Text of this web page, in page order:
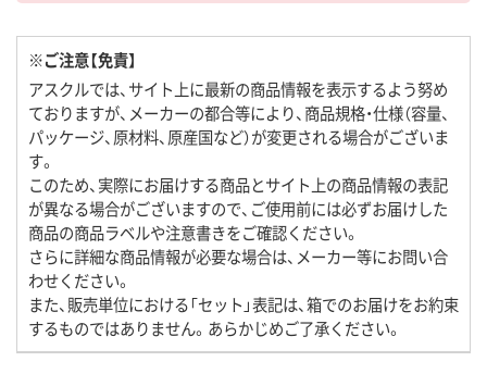
※ご注意【免責】
アスクルでは、サイト上に最新の商品情報を表示するよう努め
ておりますが、メーカーの都合等により、商品規格・仕様（容量、
パッケージ、原材料、原産国など）が変更される場合がございま
す。
このため、実際にお届けする商品とサイト上の商品情報の表記
が異なる場合がございますので、ご使用前には必ずお届けした
商品の商品ラベルや注意書きをご確認ください。
さらに詳細な商品情報が必要な場合は、メーカー等にお問い合
わせください。
また、販売単位における「セット」表記は、箱でのお届けをお約束
するものではありません。あらかじめご了承ください。